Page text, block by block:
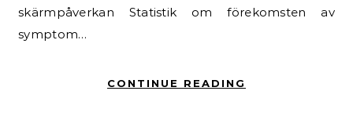
skärmpåverkan Statistik om förekomsten av
symptom…
CONTINUE READING